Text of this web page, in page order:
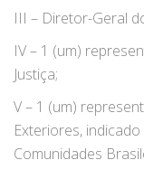
III – Diretor-Geral
IV – 1 (um)
Justiça;
V – 1 (um)
Exteriores,
Comunidades